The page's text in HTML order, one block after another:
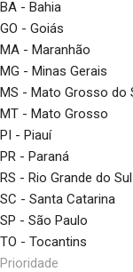
BA - Bahia
GO - Goiás
MA - Maranhão
MG - Minas Gerais
MS - Mato Grosso do
MT - Mato Grosso
PI - Piauí
PR - Paraná
RS - Rio Grande do Sul
SC - Santa Catarina
SP - São Paulo
TO - Tocantins
Prioridade